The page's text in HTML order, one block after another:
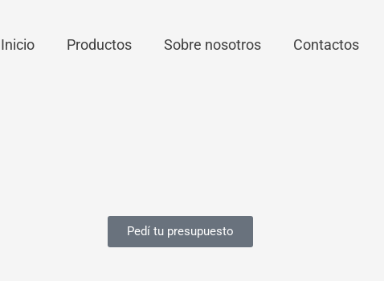
Inicio Productos Sobre nosotros Contactos
Pedí tu presupuesto